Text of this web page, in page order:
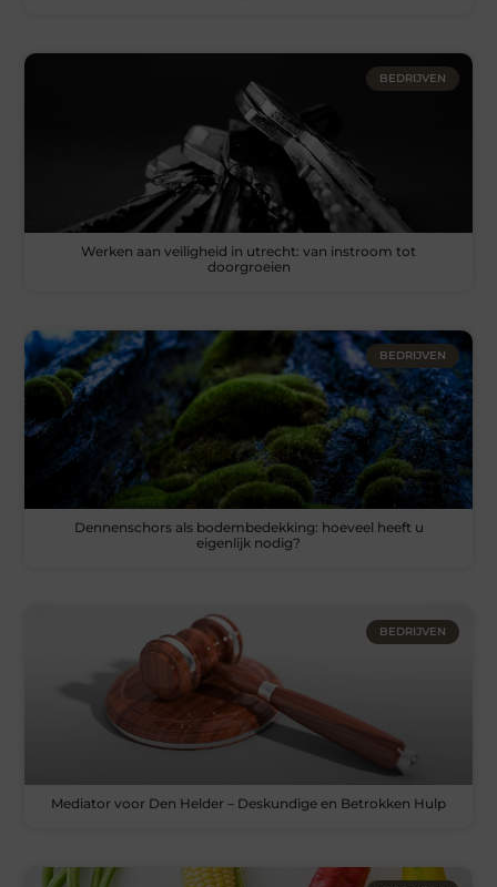
BEDRIJVEN
Werken aan veiligheid in utrecht: van instroom tot
doorgroeien
BEDRIJVEN
Dennenschors als bodembedekking: hoeveel heeft u
eigenlijk nodig?
BEDRIJVEN
Mediator voor Den Helder – Deskundige en Betrokken Hulp